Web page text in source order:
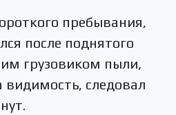
пребывания,
после поднятого
грузовиком пыли,
видимость, следовал